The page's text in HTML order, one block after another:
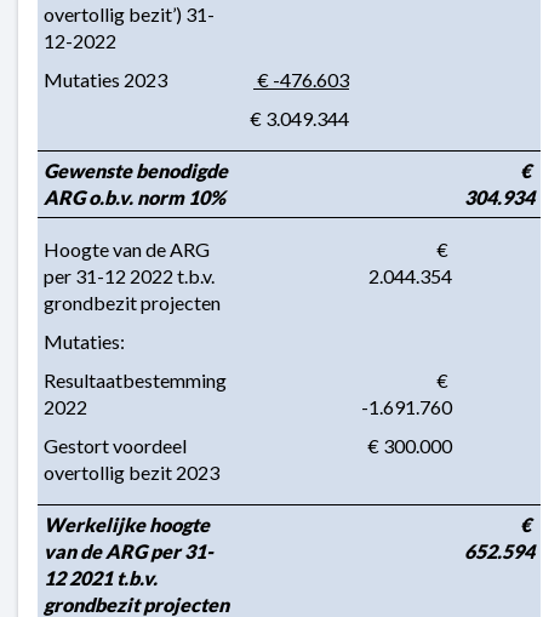
overtollig bezit’) 31-
12-2022
Mutaties 2023
€ -476.603
€ 3.049.344
Gewenste benodigde
ARG o.b.v. norm 10%
€
304.934
Hoogte van de ARG
per 31-12 2022 t.b.v.
grondbezit projecten
2.044.354
Mutaties:
Resultaatbestemming
2022
-1.691.760
Gestort voordeel
overtollig bezit 2023
€ 300.000
Werkelijke hoogte
van de ARG per 31-
12 2021 t.b.v.
grondbezit projecten
€
652.594